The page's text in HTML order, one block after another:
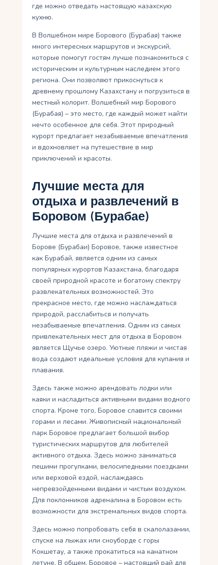
где можно отведать настоящую казахскую
кухню.
В Волшебном мире Борового (Бурабая) также
много интересных маршрутов и экскурсий,
которые помогут гостям лучше познакомиться с
историческим и культурным наследием этого
региона. Они позволяют прикоснуться к
древнему прошлому Казахстану и погрузиться в
местный колорит. Волшебный мир Борового
(Бурабая) – это место, где каждый может найти
нечто особенное для себя. Этот природный
курорт предлагает незабываемые впечатления
и вдохновляет на путешествие в мир
приключений и красоты.
Лучшие места для
отдыха и развлечений в
Боровом (Бурабае)
Лучшие места для отдыха и развлечений в
Борове (Бурабаи) Боровое, также известное
как Бурабай, является одним из самых
популярных курортов Казахстана, благодаря
своей природной красоте и богатому спектру
развлекательных возможностей. Это
прекрасное место, где можно наслаждаться
природой, расслабиться и получать
незабываемые впечатления. Одним из самых
привлекательных мест для отдыха в Боровом
является Щучье озеро. Уютные пляжи и чистая
вода создают идеальные условия для купания и
плавания.
Здесь также можно арендовать лодки или
каяки и насладиться активными видами водного
спорта. Кроме того, Боровое славится своими
горами и лесами. Живописный национальный
парк Боровое предлагает большой выбор
туристических маршрутов для любителей
активного отдыха. Здесь можно заниматься
пешими прогулками, велосипедными поездками
или верховой ездой, наслаждаясь
непревзойденными видами и чистым воздухом.
Для поклонников адреналина в Боровом есть
возможности для экстремальных видов спорта.
Здесь можно попробовать себя в скалолазании,
спуске на лыжах или сноуборде с горы
Кокшетау, а также прокатиться на канатном
летуне. В общем, Боровое – настоящий рай для